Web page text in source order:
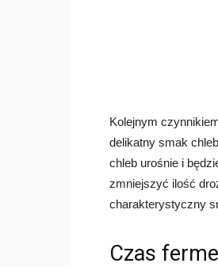
Kolejnym
delikatny smak
chleb urośnie i
zmniejszyć ilość
charakterystyczny
Czas